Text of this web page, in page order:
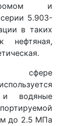
и
5.903-
в таких
нефтяная,
сфере
водяные
до 2.5 МПа